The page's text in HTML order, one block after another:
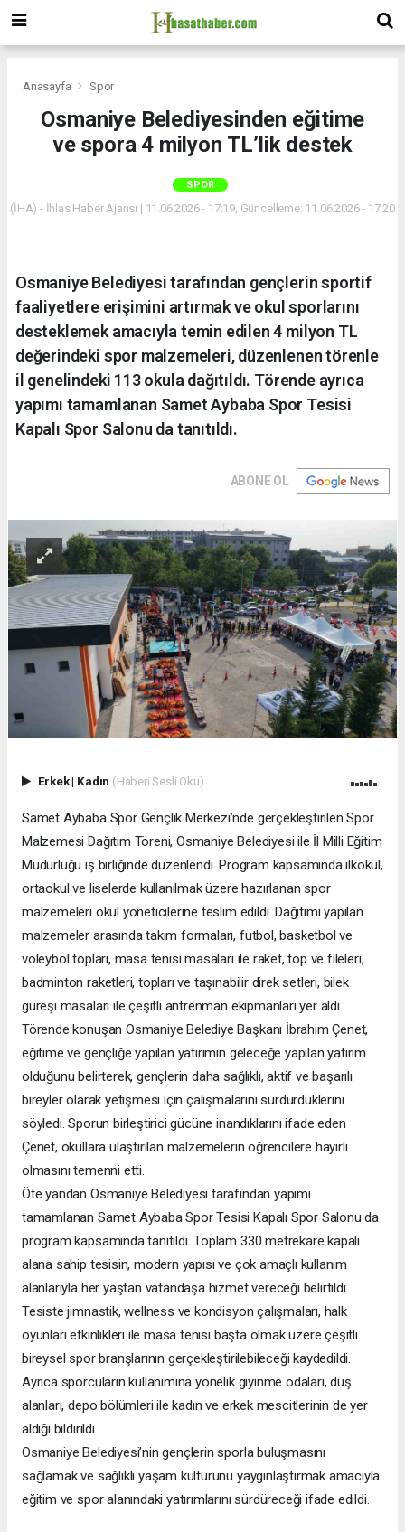
Anasayfa Spor
Osmaniye Belediyesinden eğitime
ve spora 4 milyon TL’lik destek
SPOR
(İHA) - İhlas Haber Ajansı | 11.06.2026 - 17:19, Güncelleme: 11.06.2026 - 17:20
Osmaniye Belediyesi tarafından gençlerin sportif
faaliyetlere erişimini artırmak ve okul sporlarını
desteklemek amacıyla temin edilen 4 milyon TL
değerindeki spor malzemeleri, düzenlenen törenle
il genelindeki 113 okula dağıtıldı. Törende ayrıca
yapımı tamamlanan Samet Aybaba Spor Tesisi
Kapalı Spor Salonu da tanıtıldı.
ABONE OL
Erkek| Kadın (Haberi Sesli Oku)
Samet Aybaba Spor Gençlik Merkezi’nde gerçekleştirilen Spor
Malzemesi Dağıtım Töreni, Osmaniye Belediyesi ile İl Milli Eğitim
Müdürlüğü iş birliğinde düzenlendi. Program kapsamında ilkokul,
ortaokul ve liselerde kullanılmak üzere hazırlanan spor
malzemeleri okul yöneticilerine teslim edildi. Dağıtımı yapılan
malzemeler arasında takım formaları, futbol, basketbol ve
voleybol topları, masa tenisi masaları ile raket, top ve fileleri,
badminton raketleri, topları ve taşınabilir direk setleri, bilek
güreşi masaları ile çeşitli antrenman ekipmanları yer aldı.
Törende konuşan Osmaniye Belediye Başkanı İbrahim Çenet,
eğitime ve gençliğe yapılan yatırımın geleceğe yapılan yatırım
olduğunu belirterek, gençlerin daha sağlıklı, aktif ve başarılı
bireyler olarak yetişmesi için çalışmalarını sürdürdüklerini
söyledi. Sporun birleştirici gücüne inandıklarını ifade eden
Çenet, okullara ulaştırılan malzemelerin öğrencilere hayırlı
olmasını temenni etti.
Öte yandan Osmaniye Belediyesi tarafından yapımı
tamamlanan Samet Aybaba Spor Tesisi Kapalı Spor Salonu da
program kapsamında tanıtıldı. Toplam 330 metrekare kapalı
alana sahip tesisin, modern yapısı ve çok amaçlı kullanım
alanlarıyla her yaştan vatandaşa hizmet vereceği belirtildi.
Tesiste jimnastik, wellness ve kondisyon çalışmaları, halk
oyunları etkinlikleri ile masa tenisi başta olmak üzere çeşitli
bireysel spor branşlarının gerçekleştirilebileceği kaydedildi.
Ayrıca sporcuların kullanımına yönelik giyinme odaları, duş
alanları, depo bölümleri ile kadın ve erkek mescitlerinin de yer
aldığı bildirildi.
Osmaniye Belediyesi’nin gençlerin sporla buluşmasını
sağlamak ve sağlıklı yaşam kültürünü yaygınlaştırmak amacıyla
eğitim ve spor alanındaki yatırımlarını sürdüreceği ifade edildi.